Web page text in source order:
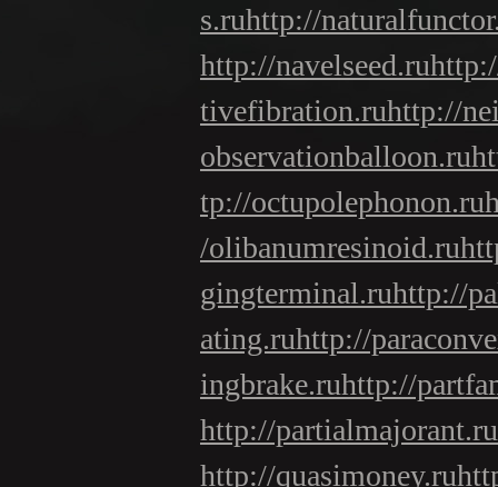
s.ruhttp://
http://navelseed.ru
tivefibration.ruhttp://
observationballoon.ru
tp://octupolephonon.ru
/olibanumresinoid.ru
gingterminal.ruhttp://
ating.ruhttp://
ingbrake.ruhttp://
http://partialmajorant.ru
http://quasimoney.ru